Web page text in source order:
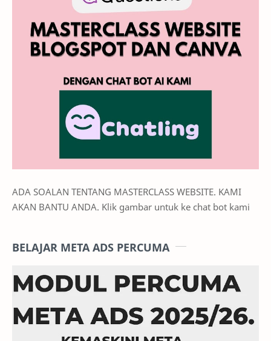
ADA SOALAN TENTANG MASTERCLASS WEBSITE. KAMI
AKAN BANTU ANDA. Klik gambar untuk ke chat bot kami
BELAJAR META ADS PERCUMA